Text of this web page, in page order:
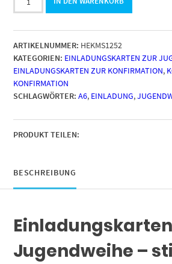
Jugendweihe
Jungen
-
Motiv
Blau
grau
Edel
moderne
Einladungen
Umschlägen
Menge
ARTIKELNUMMER: HEKMS1252
KATEGORIEN: EINLADUNGSKARTEN ZUR
EINLADUNGSKARTEN ZUR KONFIRMATION,
KONFIRMATION
SCHLAGWÖRTER: A6, EINLADUNG,
PRODUKT TEILEN:
BESCHREIBUNG
Jugendweihe –